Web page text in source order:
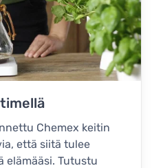
Chemex keitin
että siitä tulee
elämääsi. Tutustu